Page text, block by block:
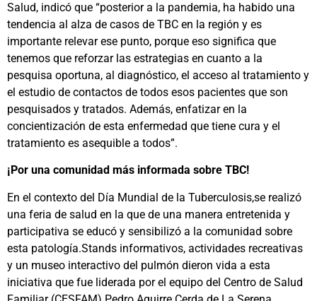
Salud, indicó que “posterior a la pandemia, ha habido una
tendencia al alza de casos de TBC en la región y es
importante relevar ese punto, porque eso significa que
tenemos que reforzar las estrategias en cuanto a la
pesquisa oportuna, al diagnóstico, el acceso al tratamiento y
el estudio de contactos de todos esos pacientes que son
pesquisados y tratados. Además, enfatizar en la
concientización de esta enfermedad que tiene cura y el
tratamiento es asequible a todos”.
¡Por una comunidad más informada sobre TBC!
En el contexto del Día Mundial de la Tuberculosis,se realizó
una feria de salud en la que de una manera entretenida y
participativa se educó y sensibilizó a la comunidad sobre
esta patología.Stands informativos, actividades recreativas
y un museo interactivo del pulmón dieron vida a esta
iniciativa que fue liderada por el equipo del Centro de Salud